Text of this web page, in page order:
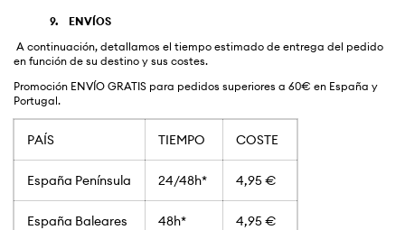
9. ENVÍOS
A continuación, detallamos el tiempo estimado de entrega del pedido
en función de su destino y sus costes.
Promoción ENVÍO GRATIS para pedidos superiores a 60€ en España y
Portugal.
PAÍS TIEMPO COSTE
España Península 24/48h* 4,95 €
España Baleares 48h* 4,95 €